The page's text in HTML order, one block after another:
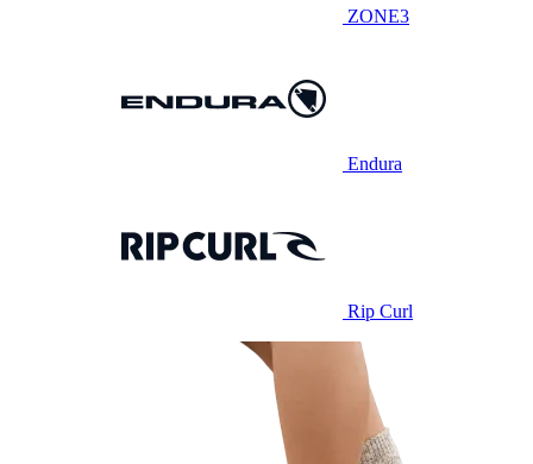
ZONE3
Endura
Rip Curl